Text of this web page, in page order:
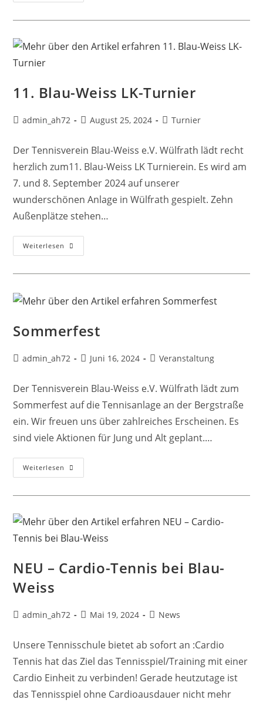
11. Blau-Weiss LK-Turnier
admin_ah72 August 25, 2024 Turnier
Der Tennisverein Blau-Weiss e.V. Wülfrath lädt recht
herzlich zum11. Blau-Weiss LK Turnierein. Es wird am
7. und 8. September 2024 auf unserer
wunderschönen Anlage in Wülfrath gespielt. Zehn
Außenplätze stehen…
Weiterlesen
Sommerfest
admin_ah72 Juni 16, 2024 Veranstaltung
Der Tennisverein Blau-Weiss e.V. Wülfrath lädt zum
Sommerfest auf die Tennisanlage an der Bergstraße
ein. Wir freuen uns über zahlreiches Erscheinen. Es
sind viele Aktionen für Jung und Alt geplant.…
Weiterlesen
NEU – Cardio-Tennis bei Blau-
Weiss
admin_ah72 Mai 19, 2024 News
Unsere Tennisschule bietet ab sofort an :Cardio
Tennis hat das Ziel das Tennisspiel/Training mit einer
Cardio Einheit zu verbinden! Gerade heutzutage ist
das Tennisspiel ohne Cardioausdauer nicht mehr